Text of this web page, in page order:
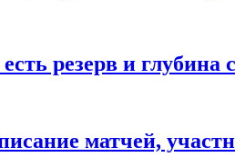
резерв и глубина
матчей,